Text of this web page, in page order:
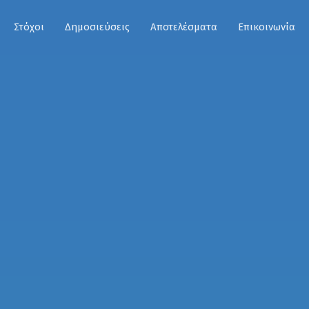
Στόχοι Δημοσιεύσεις Αποτελέσματα Επικοινωνία